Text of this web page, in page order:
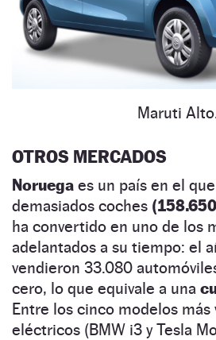
Maruti
OTROS MERCADOS
Noruega es un país en el
demasiados coches
ha convertido en uno de los
adelantados a su tiempo: el
vendieron 33.080
cero, lo que equivale a una
Entre los cinco modelos más
eléctricos (BMW i3 y Tesla